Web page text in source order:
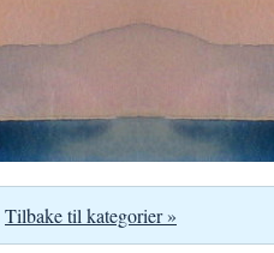
Tilbake til kategorier »